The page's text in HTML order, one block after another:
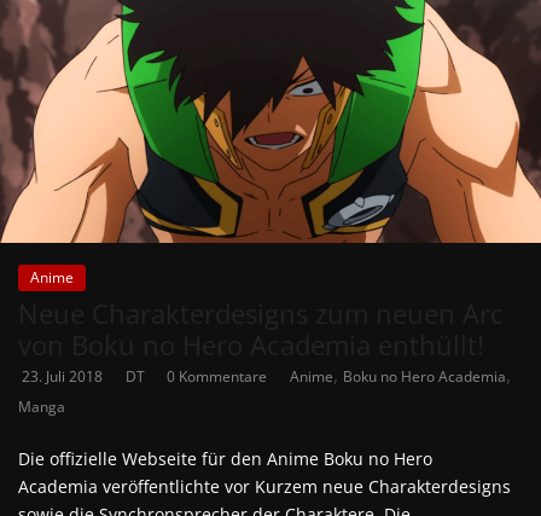
Anime
23. Juli 2018 DT 0 Kommentare Anime, Boku no Hero Academia,
Manga
Die offizielle Webseite für den Anime Boku no Hero
Academia veröffentlichte vor Kurzem neue Charakterdesigns